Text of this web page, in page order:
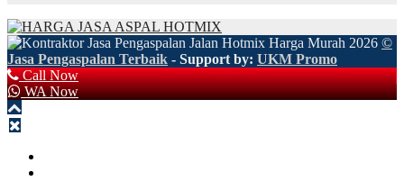
©
Jasa Pengaspalan Terbaik - Support by: UKM Promo
Call Now
WA Now